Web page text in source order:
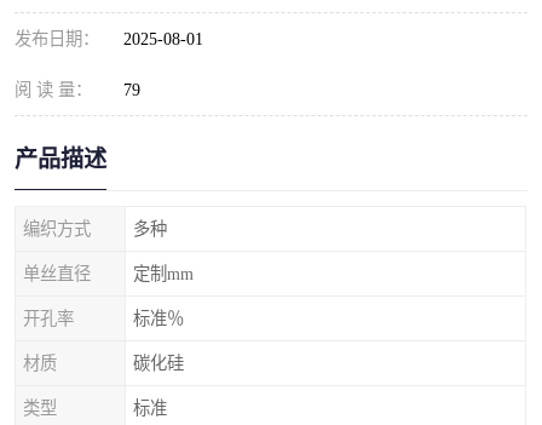
发布日期： 2025-08-01
阅 读 量： 79
产品描述
编织方式 多种
单丝直径 定制mm
开孔率 标准％
材质 碳化硅
类型 标准